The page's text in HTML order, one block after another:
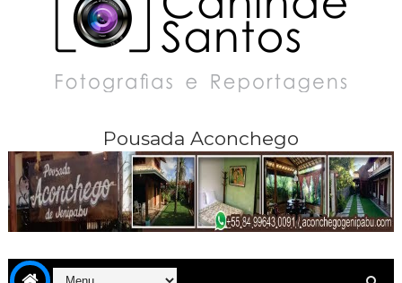
Pousada Aconchego